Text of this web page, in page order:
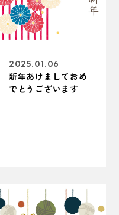
2025.01.06
新年あけましておめ
でとうございます